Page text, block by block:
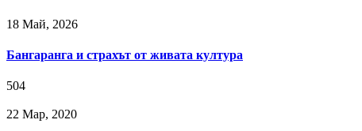
18 Май, 2026
Бангаранга и страхът от живата култура
504
22 Мар, 2020